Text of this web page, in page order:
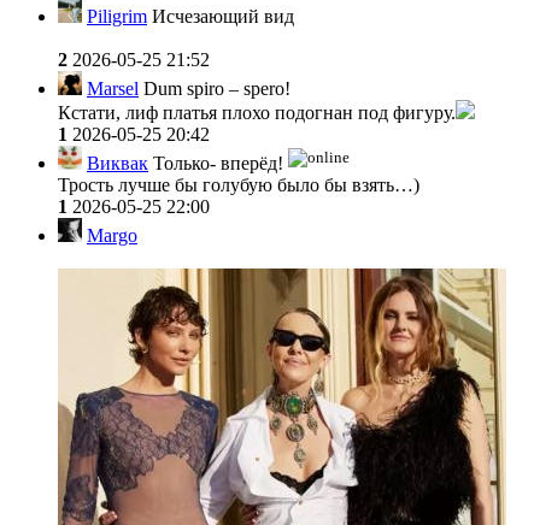
Piligrim Исчезающий вид
2 2026-05-25 21:52
Marsel Dum spiro – spero!
Кстати, лиф платья плохо подогнан под фигуру.
1 2026-05-25 20:42
Виквак Только- вперёд!
Трость лучше бы голубую было бы взять…)
1 2026-05-25 22:00
Margo